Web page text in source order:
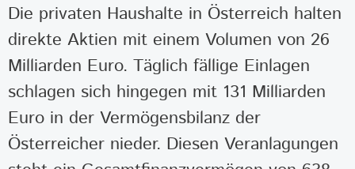
Die privaten Haushalte in Österreich halten
direkte Aktien mit einem Volumen von 26
Milliarden Euro. Täglich fällige Einlagen
schlagen sich hingegen mit 131 Milliarden
Euro in der Vermögensbilanz der
Österreicher nieder. Diesen Veranlagungen